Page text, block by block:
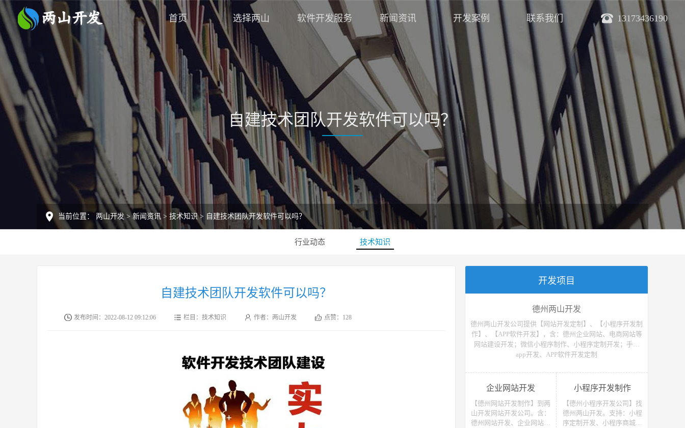
13173436190
首页 选择两山 软件开发服务 新闻资讯 开发案例 联系我们
自建技术团队开发软件可以吗？
当前位置： 两山开发 >新闻资讯 > 技术知识> 自建技术团队开发软件可以吗？
行业动态 技术知识
自建技术团队开发软件可以吗？
发布时间：2022-08-12 09:12:06 栏目：技术知识 作者：两山开发 点赞： 128
开发项目
德州两山开发
德州两山开发公司提供【网站开发定制】、【小程序开发制
作】、【APP软件开发】，含：德州企业网站、电商网站等
网站建设开发；微信小程序制作、小程序定制开发；手机
app开发、APP软件开发定制
企业网站开发
【德州网站开发制作】到两
山开发网站开发公司。含：
德州网站开发、企业网站开
小程序开发制作
【德州小程序开发公司】找
德州两山开发。支持：小程
序定制开发、小程序商城开